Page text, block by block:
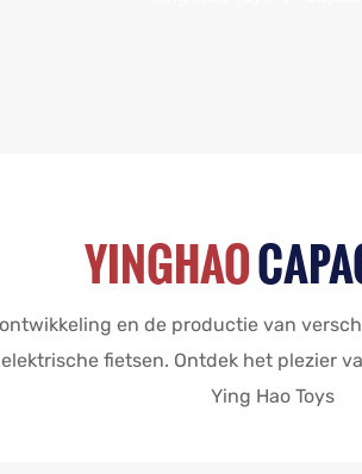
YINGHAO
en de productie van
fietsen. Ontdek het plezier
Ying Hao Toys